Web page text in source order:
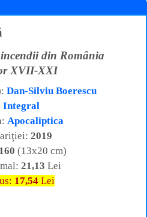
din România
XVII-XXI
Dan-Silviu Boerescu
Integral
Apocaliptica
2019
160 (13x20 cm)
21,13 Lei
17,54 Lei